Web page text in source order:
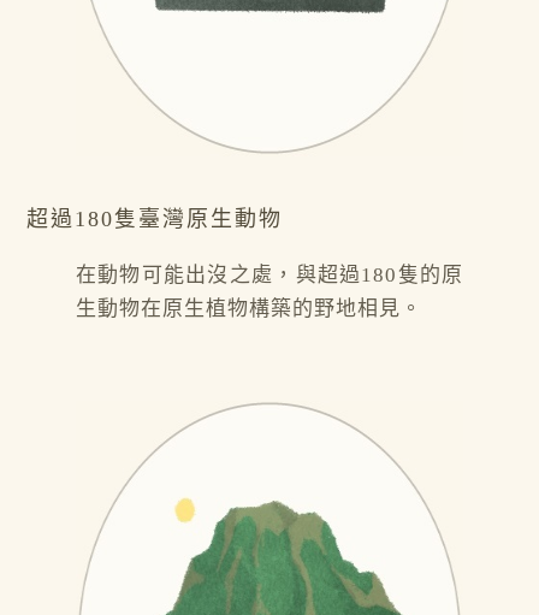
超過180隻臺灣原生動物
在動物可能出沒之處，與超過180隻的原
生動物在原生植物構築的野地相見。